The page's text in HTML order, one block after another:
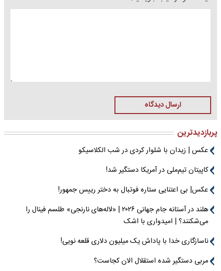
ارسال دیدگاه
پربازدیدترین
عکس | زیدان با شلوار کردی در شب الکلاسیکو
کاپیتان تیم‌ملی در آمریکا دستگیر شد!
عکس| بی اعتنایی ستاره فوتبال به دختر رییس جمهور!
هلند در آستانه جام جهانی ۲۰۲۶ | «لاله‌های نارنجی» طلسم فینال را
می‌شکنند؟ | امیدواری با اشک
ناسازگاری خدا با پاداش یک میلیون دلاری قلعه نویی!
مربی دستگیر شده استقلال الان کجاست؟